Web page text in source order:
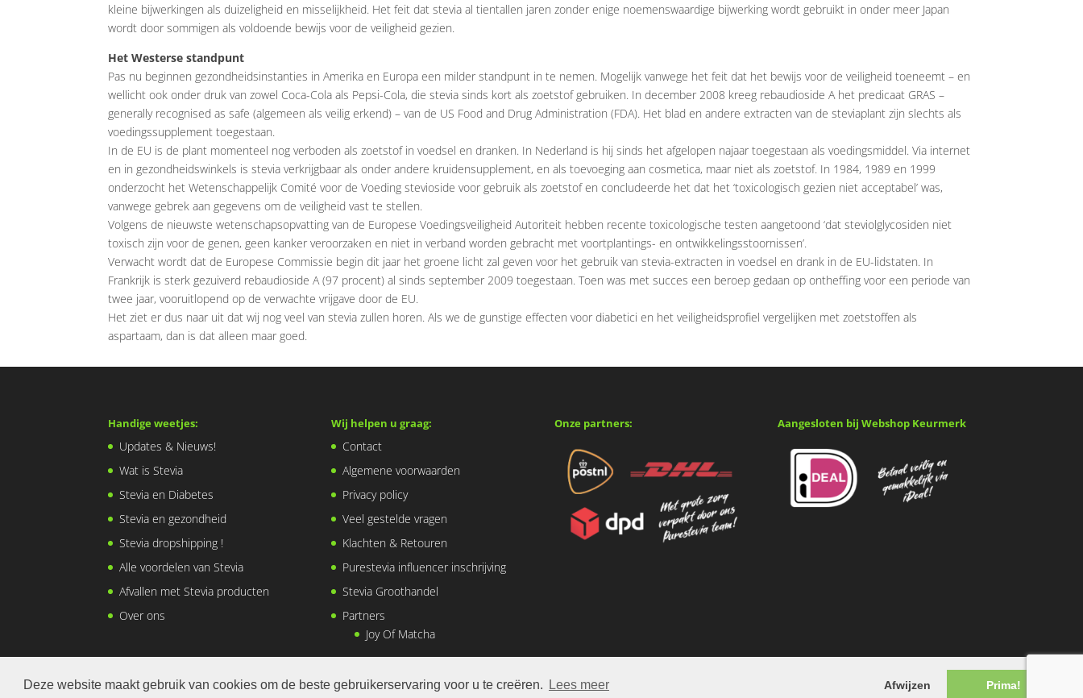
Deze website maakt gebruik van cookies om de beste gebruikerservaring voor u te creëren. Lees meer Afwijzen Prima!
kleine bijwerkingen als duizeligheid en misselijkheid. Het feit dat stevia al tientallen jaren zonder enige noemenswaardige bijwerking wordt gebruikt in onder meer Japan
wordt door sommigen als voldoende bewijs voor de veiligheid gezien.
Het Westerse standpunt
Pas nu beginnen gezondheidsinstanties in Amerika en Europa een milder standpunt in te nemen. Mogelijk vanwege het feit dat het bewijs voor de veiligheid toeneemt – en
wellicht ook onder druk van zowel Coca-Cola als Pepsi-Cola, die stevia sinds kort als zoetstof gebruiken. In december 2008 kreeg rebaudioside A het predicaat GRAS –
generally recognised as safe (algemeen als veilig erkend) – van de US Food and Drug Administration (FDA). Het blad en andere extracten van de steviaplant zijn slechts als
voedingssupplement toegestaan.
In de EU is de plant momenteel nog verboden als zoetstof in voedsel en dranken. In Nederland is hij sinds het afgelopen najaar toegestaan als voedingsmiddel. Via internet
en in gezondheidswinkels is stevia verkrijgbaar als onder andere kruidensupplement, en als toevoeging aan cosmetica, maar niet als zoetstof. In 1984, 1989 en 1999
onderzocht het Wetenschappelijk Comité voor de Voeding stevioside voor gebruik als zoetstof en concludeerde het dat het ‘toxicologisch gezien niet acceptabel’ was,
vanwege gebrek aan gegevens om de veiligheid vast te stellen.
Volgens de nieuwste wetenschapsopvatting van de Europese Voedingsveiligheid Autoriteit hebben recente toxicologische testen aangetoond ‘dat steviolglycosiden niet
toxisch zijn voor de genen, geen kanker veroorzaken en niet in verband worden gebracht met voortplantings- en ontwikkelingsstoornissen’.
Verwacht wordt dat de Europese Commissie begin dit jaar het groene licht zal geven voor het gebruik van stevia-extracten in voedsel en drank in de EU-lidstaten. In
Frankrijk is sterk gezuiverd rebaudioside A (97 procent) al sinds september 2009 toegestaan. Toen was met succes een beroep gedaan op ontheffing voor een periode van
twee jaar, vooruitlopend op de verwachte vrijgave door de EU.
Het ziet er dus naar uit dat wij nog veel van stevia zullen horen. Als we de gunstige effecten voor diabetici en het veiligheidsprofiel vergelijken met zoetstoffen als
aspartaam, dan is dat alleen maar goed.
Handige weetjes:
Updates & Nieuws!
Wat is Stevia
Stevia en Diabetes
Stevia en gezondheid
Stevia dropshipping !
Alle voordelen van Stevia
Afvallen met Stevia producten
Over ons
Wij helpen u graag:
Contact
Algemene voorwaarden
Privacy policy
Veel gestelde vragen
Klachten & Retouren
Purestevia influencer inschrijving
Stevia Groothandel
Partners
Joy Of Matcha
Onze partners: Aangesloten bij Webshop Keurmerk